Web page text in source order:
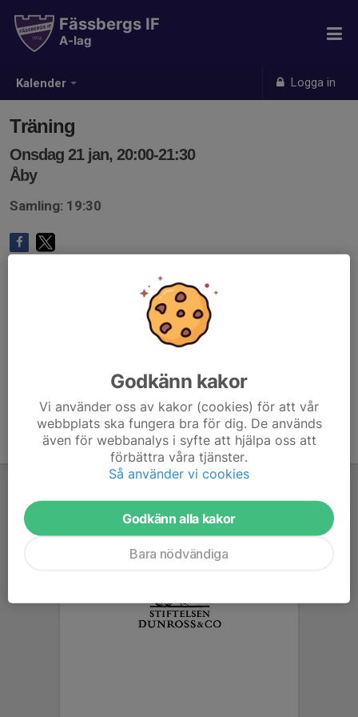
Kalender Logga in
Fässbergs IF
A-lag
Träning
Onsdag 21 jan, 20:00-21:30
Åby
Samling: 19:30
Godkänn kakor
Vi använder oss av kakor (cookies) för att vår
webbplats ska fungera bra för dig. De används
även för webbanalys i syfte att hjälpa oss att
förbättra våra tjänster.
Så använder vi cookies
Godkänn alla kakor
Bara nödvändiga